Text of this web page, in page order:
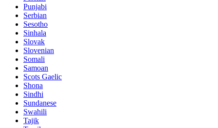
Punjabi
Serbian
Sesotho
Sinhala
Slovak
Slovenian
Somali
Samoan
Scots Gaelic
Shona
Sindhi
Sundanese
Swahili
Tajik